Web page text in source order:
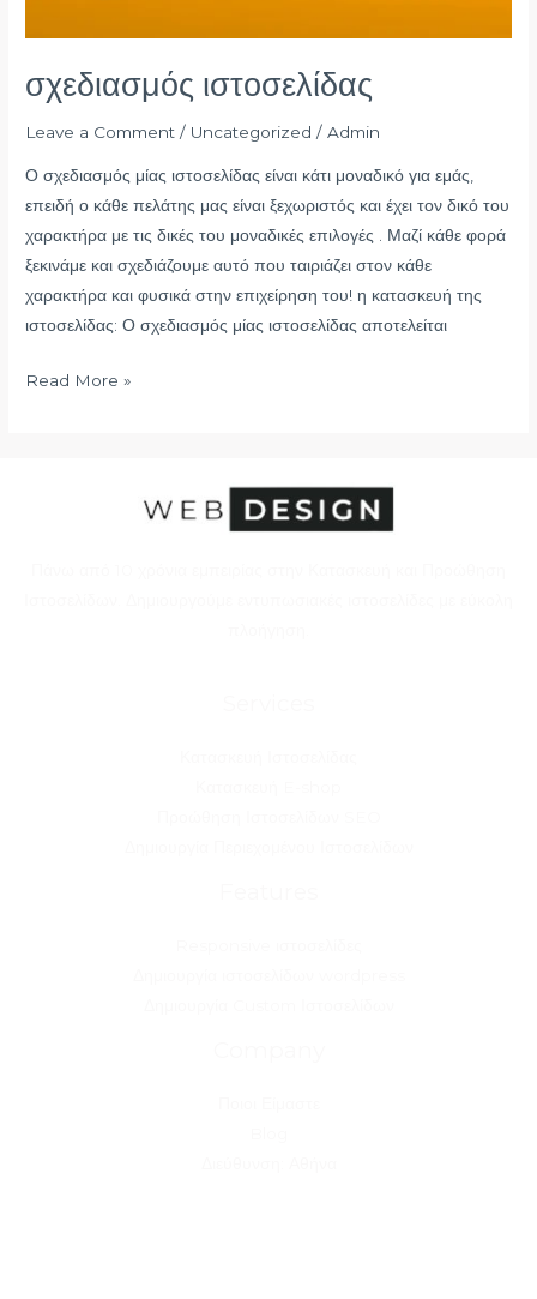
σχεδιασμός ιστοσελίδας
Leave a Comment / Uncategorized /Admin
Ο σχεδιασμός μίας ιστοσελίδας είναι κάτι μοναδικό για εμάς,
επειδή ο κάθε πελάτης μας είναι ξεχωριστός και έχει τον δικό του
χαρακτήρα με τις δικές του μοναδικές επιλογές . Μαζί κάθε φορά
ξεκινάμε και σχεδιάζουμε αυτό που ταιριάζει στον κάθε
χαρακτήρα και φυσικά στην επιχείρηση του! η κατασκευή της
ιστοσελίδας: Ο σχεδιασμός μίας ιστοσελίδας αποτελείται
Read More »